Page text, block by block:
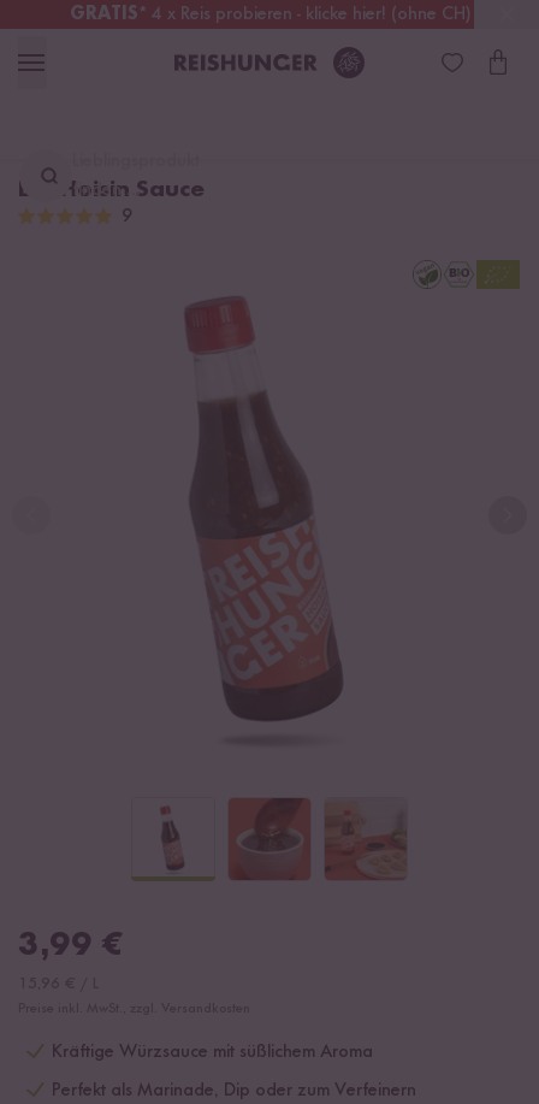
GRATIS* 4 x Reis probieren - klicke hier! (ohne CH)
Österreich Kostenloser Versand
finden ...
Bio Hoisin Sauce
9
3,99 €
Kräftige Würzsauce mit süßlichem Aroma
Perfekt als Marinade, Dip oder zum Verfeinern